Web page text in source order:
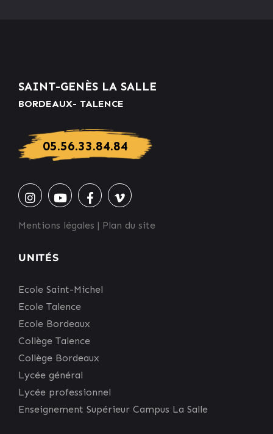
SAINT-GENÈS LA SALLE
BORDEAUX- TALENCE
05.56.33.84.84
Mentions légales | Plan du site
UNITÉS
Ecole Saint-Michel
Ecole Talence
Ecole Bordeaux
Collège Talence
Collège Bordeaux
Lycée général
Lycée professionnel
Enseignement Supérieur Campus La Salle